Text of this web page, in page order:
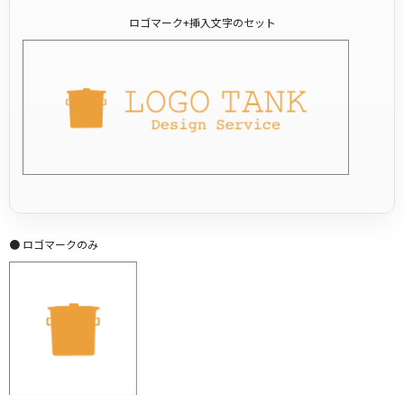
ロゴマーク+挿入文字のセット
● ロゴマークのみ